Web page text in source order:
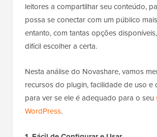
leitores a compartilhar seu conteúdo,
possa se conectar com um público
entanto, com tantas opções
difícil escolher a certa.
Nesta análise do Novashare, vamos
recursos do plugin, facilidade de uso e
para ver se ele é adequado para o seu
WordPress.